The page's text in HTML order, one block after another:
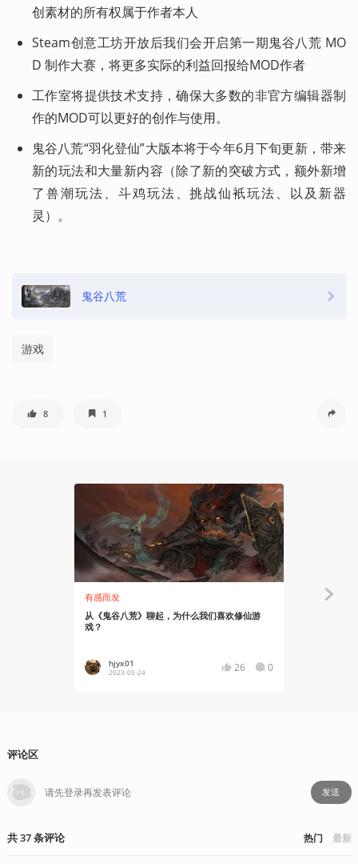
创素材的所有权属于作者本人
Steam创意工坊开放后我们会开启第一期鬼谷八荒 MO
D 制作大赛，将更多实际的利益回报给MOD作者
工作室将提供技术支持，确保大多数的非官方编辑器制
作的MOD可以更好的创作与使用。
鬼谷八荒“羽化登仙”大版本将于今年6月下旬更新，带来
新的玩法和大量新内容（除了新的突破方式，额外新增
了兽潮玩法、斗鸡玩法、挑战仙衹玩法、以及新器
灵）。
鬼谷八荒
游戏
8 1
有感而发
从《鬼谷八荒》聊起，为什么我们喜欢修仙游
戏？
hjyx01
2023-05-24 26 0
评论区
发送
共37条评论 热门 最新